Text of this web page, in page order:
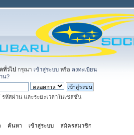
ทั่วไป กรุณา เข้าสู่ระบบ หรือ ลงทะเบียน
น?
หัสผ่าน และระยะเวลาในเซสชั่น
ค้นหา เข้าสู่ระบบ สมัครสมาชิก